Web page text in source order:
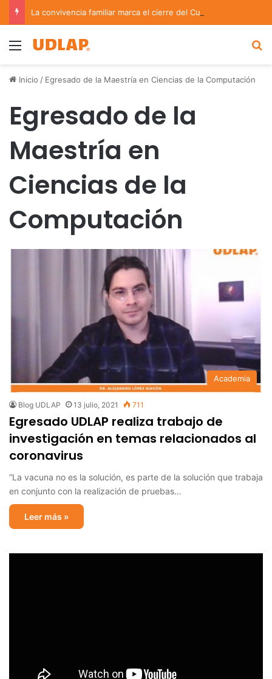
Menu
Inicio / Egresado de la Maestría en Ciencias de la Computación
Egresado de la
Maestría en
Ciencias de la
Computación
Academia
Blog UDLAP 13 julio, 2021 711
Egresado UDLAP realiza trabajo de
investigación en temas relacionados al
coronavirus
“La vacuna no es la solución, es parte de la solución que trabaja
en conjunto con la realización de pruebas…
Leer más »